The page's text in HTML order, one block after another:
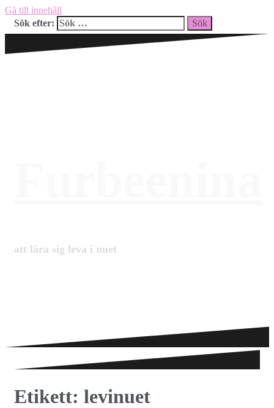
Gå till innehåll
Sök efter:
att lära sig leva i nuet
Etikett: levinuet